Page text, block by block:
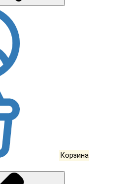
Корзина